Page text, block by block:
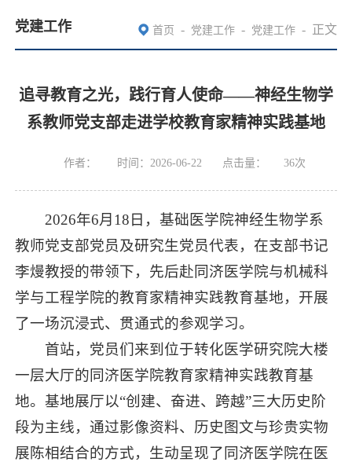
党建工作 首页 - 党建工作 - 党建工作 - 正文
追寻教育之光，践行育人使命——神经生物学
系教师党支部走进学校教育家精神实践基地
作者： 时间：2026-06-22 点击量： 36次
2026年6月18日，基础医学院神经生物学系
教师党支部党员及研究生党员代表，在支部书记
李熳教授的带领下，先后赴同济医学院与机械科
学与工程学院的教育家精神实践教育基地，开展
了一场沉浸式、贯通式的参观学习。
首站，党员们来到位于转化医学研究院大楼
一层大厅的同济医学院教育家精神实践教育基
地。基地展厅以“创建、奋进、跨越”三大历史阶
段为主线，通过影像资料、历史图文与珍贵实物
展陈相结合的方式，生动呈现了同济医学院在医